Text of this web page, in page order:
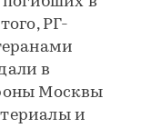
РГ-
в
Москвы
и